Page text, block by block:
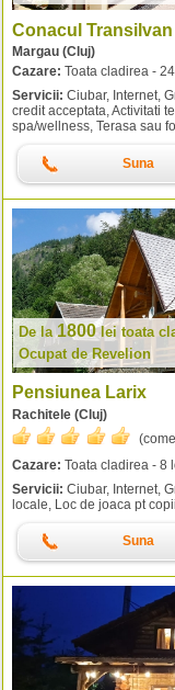
Conacul Transilvan
Margau (Cluj)
Cazare: Toata cladirea -
Servicii: Ciubar, Internet,
credit acceptata, Activitati
spa/wellness, Terasa sau
Suna
De la 1800lei toata
Ocupat de Revelion
Pensiunea Larix
Rachitele (Cluj)
Cazare: Toata cladirea - 8
Servicii: Ciubar, Internet,
locale, Loc de joaca pt
Suna